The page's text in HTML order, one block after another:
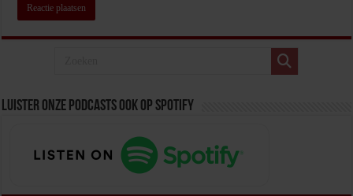
Luister onze podcasts ook op spotify